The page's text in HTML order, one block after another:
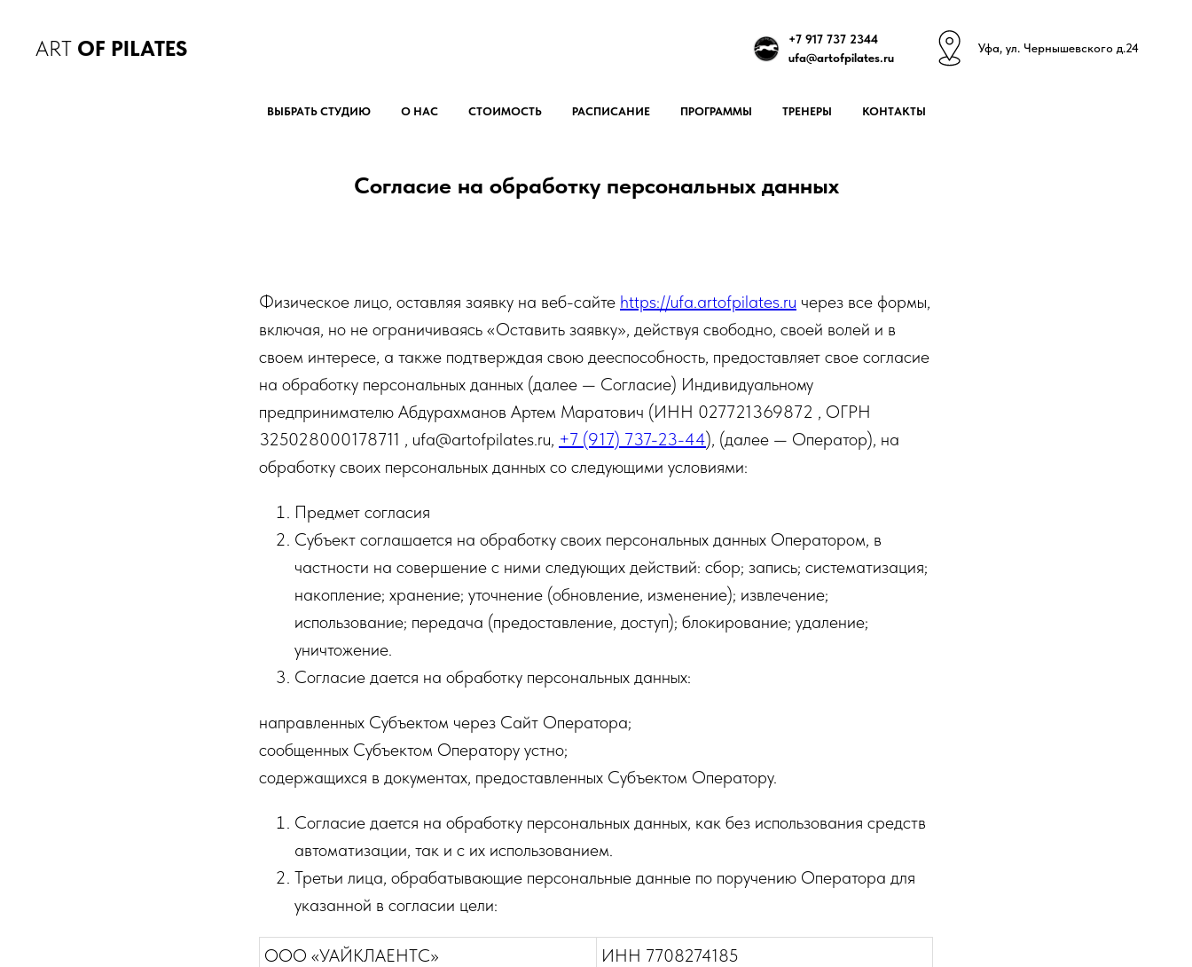
ART OF PILATES
+7 917 737 2344
ufa@artofpilates.ru
Уфа, ул. Чернышевского д.24
ВЫБРАТЬ СТУДИЮ О НАС СТОИМОСТЬ РАСПИСАНИЕ ПРОГРАММЫ ТРЕНЕРЫ КОНТАКТЫ
Согласие на обработку персональных данных
Физическое лицо, оставляя заявку на веб-сайте https://ufa.artofpilates.ru через все формы,
включая, но не ограничиваясь «Оставить заявку», действуя свободно, своей волей и в
своем интересе, а также подтверждая свою дееспособность, предоставляет свое согласие
на обработку персональных данных (далее — Согласие) Индивидуальному
предпринимателю Абдурахманов Артем Маратович (ИНН 027721369872 , ОГРН
325028000178711 , ufa@artofpilates.ru, +7 (917) 737-23-44), (далее — Оператор), на
обработку своих персональных данных со следующими условиями:
Предмет согласия
Субъект соглашается на обработку своих персональных данных Оператором, в
частности на совершение с ними следующих действий: сбор; запись; систематизация;
накопление; хранение; уточнение (обновление, изменение); извлечение;
использование; передача (предоставление, доступ); блокирование; удаление;
уничтожение.
Согласие дается на обработку персональных данных:
направленных Субъектом через Сайт Оператора;
сообщенных Субъектом Оператору устно;
содержащихся в документах, предоставленных Субъектом Оператору.
Согласие дается на обработку персональных данных, как без использования средств
автоматизации, так и с их использованием.
Третьи лица, обрабатывающие персональные данные по поручению Оператора для
указанной в согласии цели:
ООО «УАЙКЛАЕНТС»
ИНН 7708274185